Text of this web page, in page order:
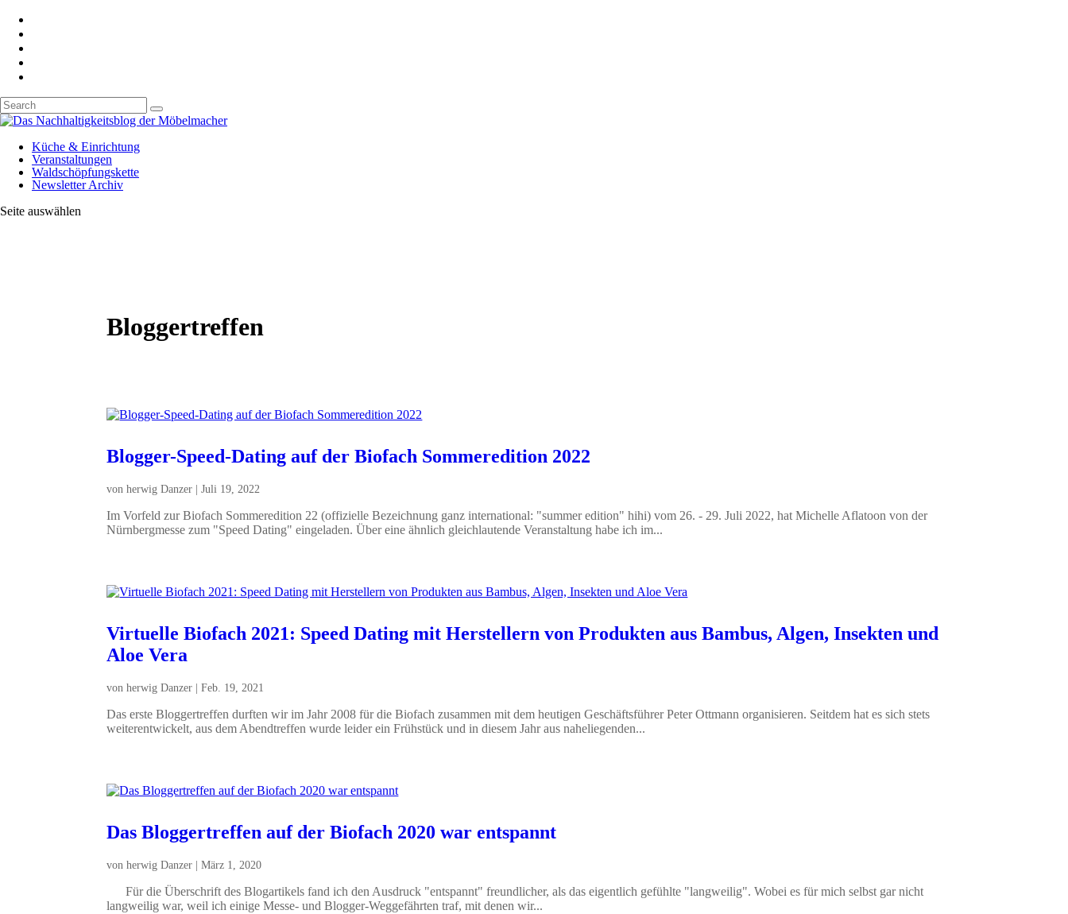
Küche & Einrichtung
Veranstaltungen
Waldschöpfungskette
Newsletter Archiv
Seite auswählen
Bloggertreffen
Blogger-Speed-Dating auf der Biofach Sommeredition 2022
vonherwig Danzer |Juli 19, 2022
Im Vorfeld zur Biofach Sommeredition 22 (offizielle Bezeichnung ganz international: "summer edition" hihi) vom 26. - 29. Juli 2022, hat Michelle Aflatoon von der
Nürnbergmesse zum "Speed Dating" eingeladen. Über eine ähnlich gleichlautende Veranstaltung habe ich im...
Virtuelle Biofach 2021: Speed Dating mit Herstellern von Produkten aus Bambus, Algen, Insekten und
Aloe Vera
vonherwig Danzer |Feb. 19, 2021
Das erste Bloggertreffen durften wir im Jahr 2008 für die Biofach zusammen mit dem heutigen Geschäftsführer Peter Ottmann organisieren. Seitdem hat es sich stets
weiterentwickelt, aus dem Abendtreffen wurde leider ein Frühstück und in diesem Jahr aus naheliegenden...
Das Bloggertreffen auf der Biofach 2020 war entspannt
vonherwig Danzer |März 1, 2020
Für die Überschrift des Blogartikels fand ich den Ausdruck "entspannt" freundlicher, als das eigentlich gefühlte "langweilig". Wobei es für mich selbst gar nicht
langweilig war, weil ich einige Messe- und Blogger-Weggefährten traf, mit denen wir...